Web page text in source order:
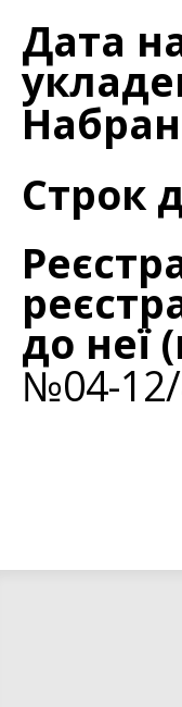
Дата
Строк
до неї
№04-12/